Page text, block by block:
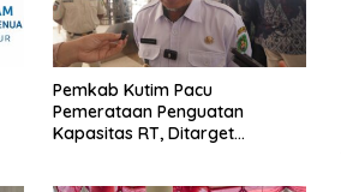
Pemkab Kutim Pacu
Pemerataan Penguatan
Kapasitas RT, Ditarget